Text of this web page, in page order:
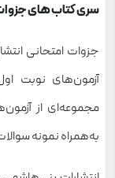
سری کتاب های
جزوات امتحانی
آزمون‌های نوبت
به‌همراه نمونه